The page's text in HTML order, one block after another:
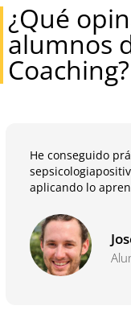
¿Qué
alumnos
Coaching?
He conseguido
aplicando lo